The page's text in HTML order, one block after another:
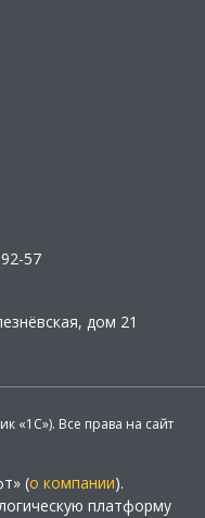
57
дом 21
«1С»). Все права на сайт
(о компании).
платформу